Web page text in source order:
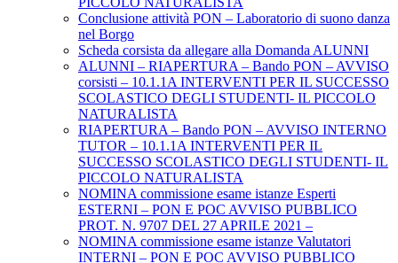
Conclusione attività PON – Laboratorio di suono danza
nel Borgo
Scheda corsista da allegare alla Domanda ALUNNI
ALUNNI – RIAPERTURA – Bando PON – AVVISO
corsisti – 10.1.1A INTERVENTI PER IL SUCCESSO
SCOLASTICO DEGLI STUDENTI- IL PICCOLO
NATURALISTA
RIAPERTURA – Bando PON – AVVISO INTERNO
TUTOR – 10.1.1A INTERVENTI PER IL
SUCCESSO SCOLASTICO DEGLI STUDENTI- IL
PICCOLO NATURALISTA
NOMINA commissione esame istanze Esperti
ESTERNI – PON E POC AVVISO PUBBLICO
PROT. N. 9707 DEL 27 APRILE 2021 –
NOMINA commissione esame istanze Valutatori
INTERNI – PON E POC AVVISO PUBBLICO